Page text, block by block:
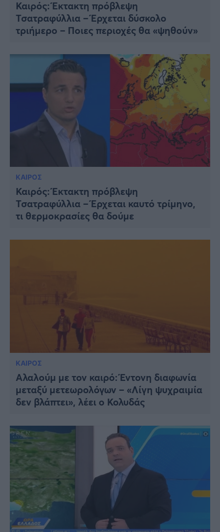
Καιρός: Έκτακτη πρόβλεψη
Τσατραφύλλια – Έρχεται δύσκολο
τριήμερο – Ποιες περιοχές θα «ψηθούν»
ΚΑΙΡΟΣ
Καιρός: Έκτακτη πρόβλεψη
Τσατραφύλλια – Έρχεται καυτό τρίμηνο,
τι θερμοκρασίες θα δούμε
ΚΑΙΡΟΣ
Αλαλούμ με τον καιρό: Έντονη διαφωνία
μεταξύ μετεωρολόγων – «Λίγη ψυχραιμία
δεν βλάπτει», λέει ο Κολυδάς